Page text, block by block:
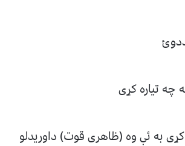
چه تیاره کړی
کړی به ئې وه (ظاهری قوت) داوریدلو